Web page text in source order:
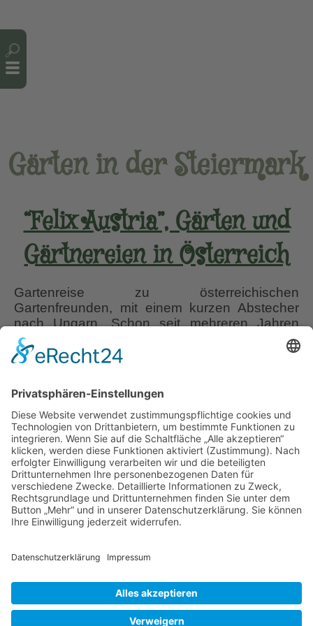
Gärten in der Steiermark
“Felix Austria”, Gärten und
Gärtnereien in Österreich
Gartenreise zu österreichischen
Gartenfreunden, mit einem kurzen Abstecher
nach Ungarn. Schon seit mehreren Jahren
denke ich über eine Gartenreise mit meiner
Facebook-Traumgarten-Gruppe nach
Tour in die schönsten Gärten Österreichs zu
recherchieren. Bei der Planung, die sich über
ein paar Monate hinzog, …“Felix
Austria”,
Gärten
und
Gärtnereien
in
Österreich
Liebe Leser! Ihr könnt euch per E-Mail
informieren lassen, wenn neue Artikel auf
Wurzerlsgarten erscheinen.Folgt dafür einfach
diesem Link und gebt dort eure E-Mailadresse